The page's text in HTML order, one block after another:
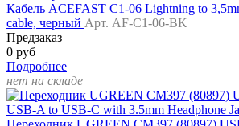
Кабель ACEFAST C1-06 Lightning to
cable, черный Арт. AF-C1-06-BK
Предзаказ
0 руб
Подробнее
нет на складе